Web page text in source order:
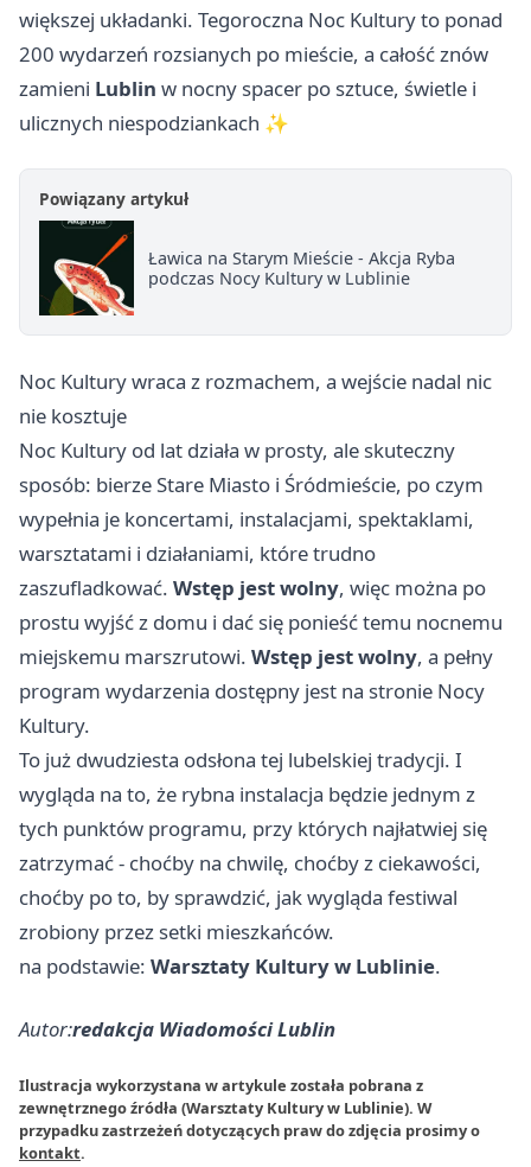
większej układanki. Tegoroczna Noc Kultury to ponad
200 wydarzeń rozsianych po mieście, a całość znów
zamieni Lublin w nocny spacer po sztuce, świetle i
ulicznych niespodziankach ✨
Powiązany artykuł
Ławica na Starym Mieście - Akcja Ryba
podczas Nocy Kultury w Lublinie
Noc Kultury wraca z rozmachem, a wejście nadal nic
nie kosztuje
Noc Kultury od lat działa w prosty, ale skuteczny
sposób: bierze Stare Miasto i Śródmieście, po czym
wypełnia je koncertami, instalacjami, spektaklami,
warsztatami i działaniami, które trudno
zaszufladkować. Wstęp jest wolny, więc można po
prostu wyjść z domu i dać się ponieść temu nocnemu
miejskemu marszrutowi. Wstęp jest wolny, a pełny
program wydarzenia dostępny jest na stronie Nocy
Kultury.
To już dwudziesta odsłona tej lubelskiej tradycji. I
wygląda na to, że rybna instalacja będzie jednym z
tych punktów programu, przy których najłatwiej się
zatrzymać - choćby na chwilę, choćby z ciekawości,
choćby po to, by sprawdzić, jak wygląda festiwal
zrobiony przez setki mieszkańców.
na podstawie: Warsztaty Kultury w Lublinie.
Autor:redakcja Wiadomości Lublin
Ilustracja wykorzystana w artykule została pobrana z
zewnętrznego źródła (Warsztaty Kultury w Lublinie). W
przypadku zastrzeżeń dotyczących praw do zdjęcia prosimy o
kontakt.